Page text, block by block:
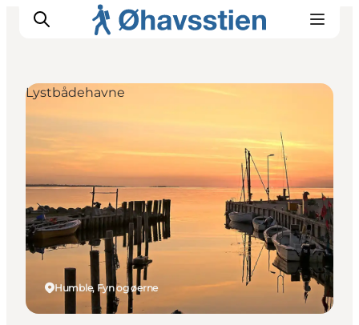
Vandreruter
Planlægning
Humble, Fyn og øerne
Lystbådehavne